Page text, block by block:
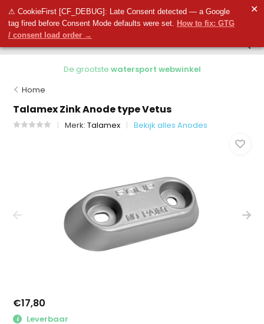
⚠ CookieFirst [CF_DEBUG]: Late Consent detected — a Google
tag fired before Consent Mode defaults were set. How to fix: GTG
/ consent load order →
✕
0 0
De grootstewatersport webwinkel
Home
Talamex Zink Anode type Vetus
Merk:Talamex Bekijk alles Anodes
€17,80
Leverbaar